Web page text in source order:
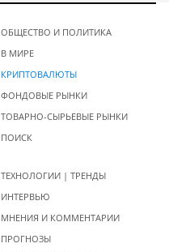
ОБЩЕСТВО И ПОЛИТИКА
В МИРЕ
КРИПТОВАЛЮТЫ
ФОНДОВЫЕ РЫНКИ
ТОВАРНО-СЫРЬЕВЫЕ РЫНКИ
ПОИСК
ТЕХНОЛОГИИ | ТРЕНДЫ
ИНТЕРВЬЮ
МНЕНИЯ И КОММЕНТАРИИ
ПРОГНОЗЫ